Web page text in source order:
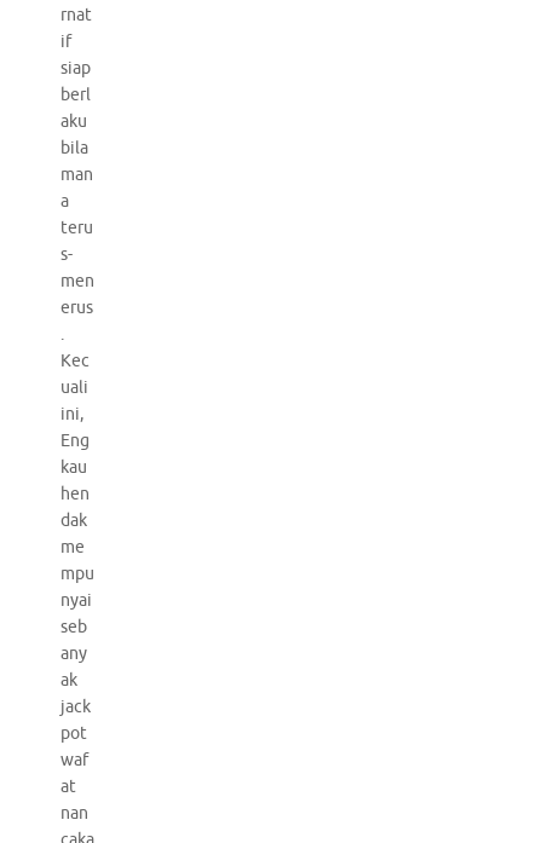
rnat
if
siap
berl
aku
bila
man
a
teru
s-
men
erus
.
Kec
uali
ini,
Eng
kau
hen
dak
me
mpu
nyai
seb
any
ak
jack
pot
waf
at
nan